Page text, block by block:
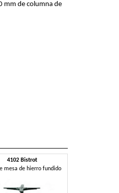
mm de columna de
4102 Bistrot
mesa de hierro fundido